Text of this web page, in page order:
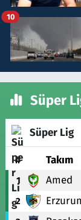
10
Süper
Süper Lig
# Takım
1 Amed
2